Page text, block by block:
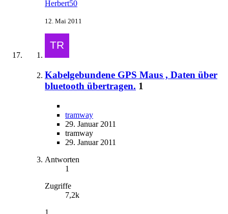
Herbert50
12. Mai 2011
Kabelgebundene GPS Maus , Daten über
bluetooth übertragen. 1
tramway
29. Januar 2011
tramway
29. Januar 2011
Antworten
1
Zugriffe
7,2k
1